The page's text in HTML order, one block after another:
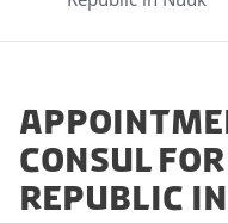
Consul for
Republic